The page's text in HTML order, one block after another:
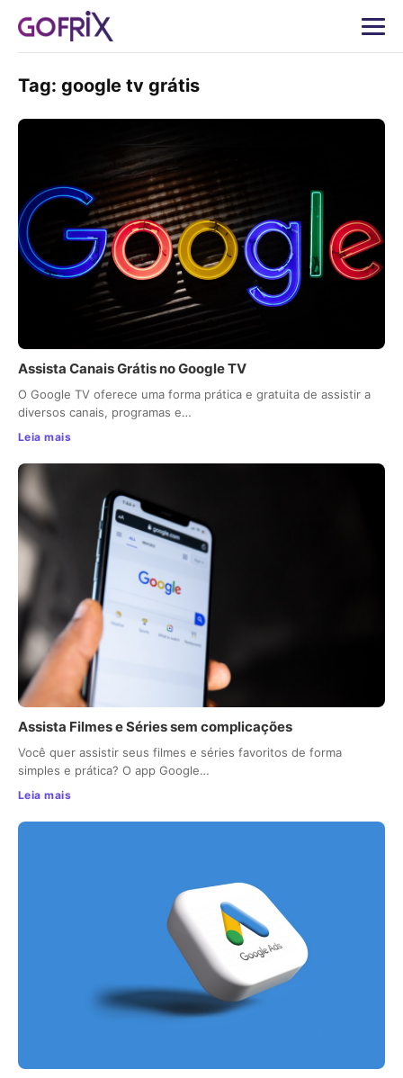
Tag: google tv grátis
Assista Canais Grátis no Google TV
O Google TV oferece uma forma prática e gratuita de assistir a
diversos canais, programas e…
Leia mais
Assista Filmes e Séries sem complicações
Você quer assistir seus filmes e séries favoritos de forma
simples e prática? O app Google…
Leia mais